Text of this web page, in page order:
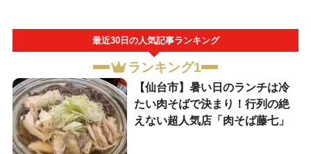
最近30日の人気記事ランキング
ランキング1
【仙台市】暑い日のランチは冷
たい肉そばで決まり！行列の絶
えない超人気店「肉そば藤七」